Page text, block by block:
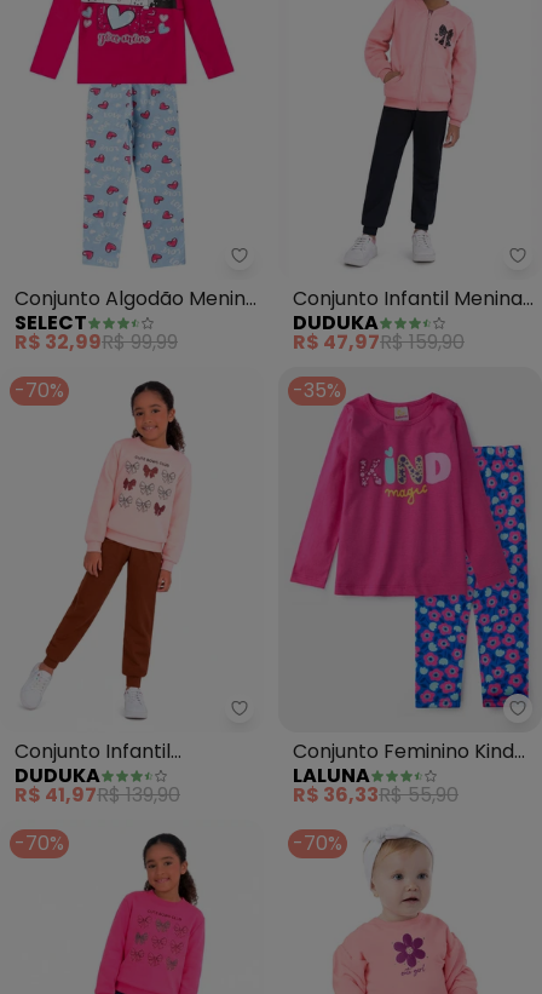
Select - Conjunto Algodão
Conjunto Algodão Menina
Blusa Longa e Calça
(Rosa)
SELECT
R$ 32,99R$ 99,99
Conjunto Infantil Menina
(Rosa)
DUDUKA
R$ 47,97R$ 159,90
-70%
Duduka - Conjunto Infantil
Conjunto Infantil
Estampa Laço (Rosa)
DUDUKA
R$ 41,97R$ 139,90
-35%
Conjunto Feminino Kind
Magic (Pink)
LALUNA
R$ 36,33R$ 55,90
-70%
-70%